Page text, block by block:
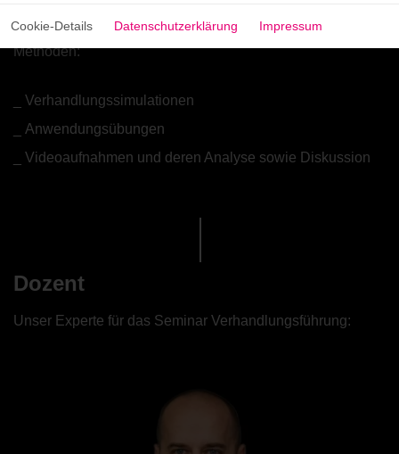
Methoden:
Verhandlungssimulationen
Anwendungsübungen
Videoaufnahmen und deren Analyse sowie Diskussion
Dozent
Unser Experte für das Seminar Verhandlungsführung:
Cookie-Details Datenschutzerklärung Impressum